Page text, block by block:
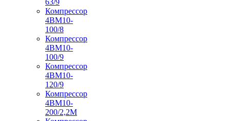
Компрессор
4ВМ10-
100/8
Компрессор
4ВМ10-
100/9
Компрессор
4ВМ10-
120/9
Компрессор
4ВМ10-
200/2,2М